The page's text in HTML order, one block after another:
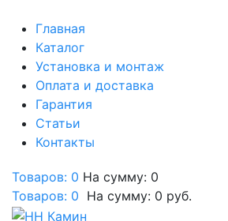
Главная
Каталог
Установка и монтаж
Оплата и доставка
Гарантия
Статьи
Контакты
Товаров: 0 На сумму: 0
Товаров: 0 На сумму: 0 руб.